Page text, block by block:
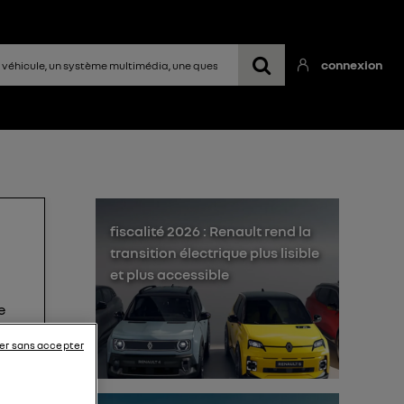
connexion
fiscalité 2026 : Renault rend la
transition électrique plus lisible
et plus accessible
sans accepter